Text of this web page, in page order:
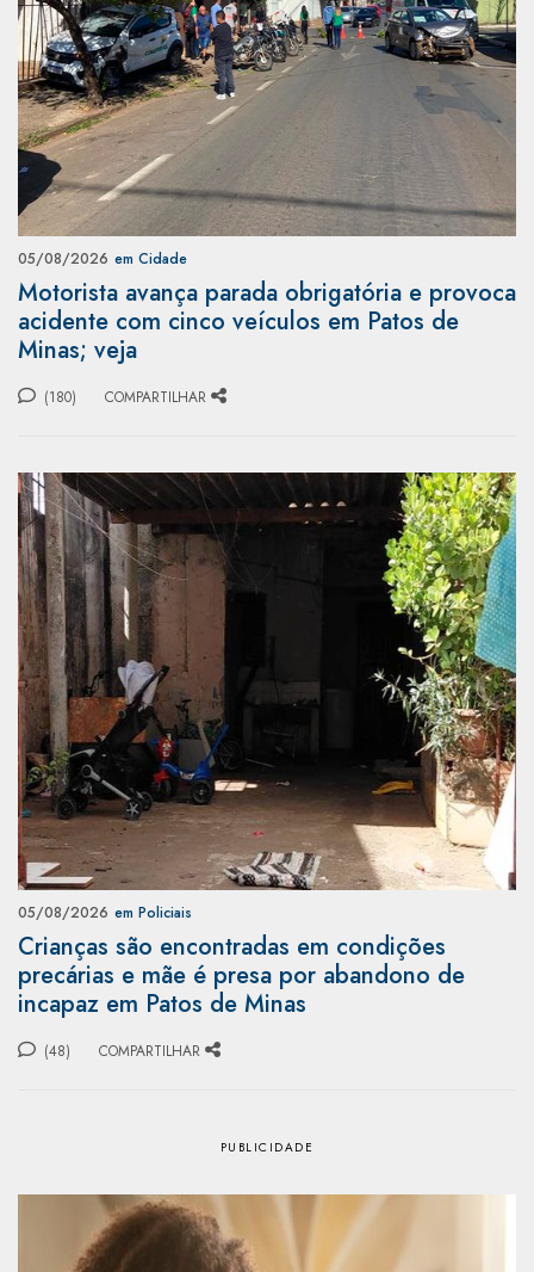
05/08/2026 em Cidade
Motorista avança parada obrigatória e provoca
acidente com cinco veículos em Patos de
Minas; veja
(180) COMPARTILHAR
05/08/2026 em Policiais
Crianças são encontradas em condições
precárias e mãe é presa por abandono de
incapaz em Patos de Minas
(48) COMPARTILHAR